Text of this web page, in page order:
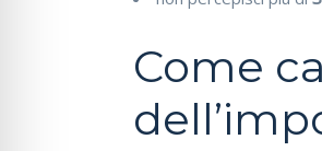
Come